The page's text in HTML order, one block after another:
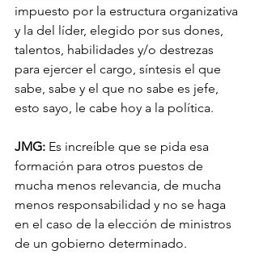
impuesto por la estructura organizativa
y la del líder, elegido por sus dones,
talentos, habilidades y/o destrezas
para ejercer el cargo, síntesis el que
sabe, sabe y el que no sabe es jefe,
esto sayo, le cabe hoy a la política.
JMG: Es increíble que se pida esa
formación para otros puestos de
mucha menos relevancia, de mucha
menos responsabilidad y no se haga
en el caso de la elección de ministros
de un gobierno determinado.